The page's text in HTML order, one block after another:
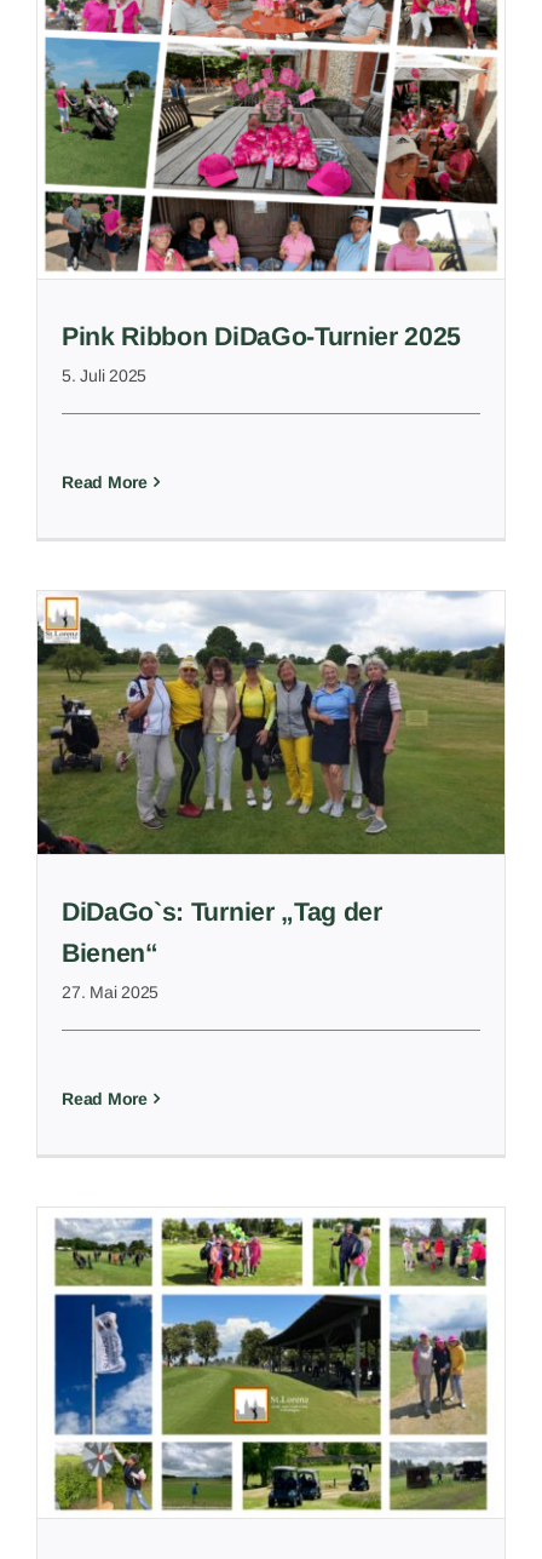
Pink Ribbon DiDaGo-Turnier 2025
5. Juli 2025
Read More
DiDaGo`s: Turnier „Tag der
Bienen“
27. Mai 2025
Read More